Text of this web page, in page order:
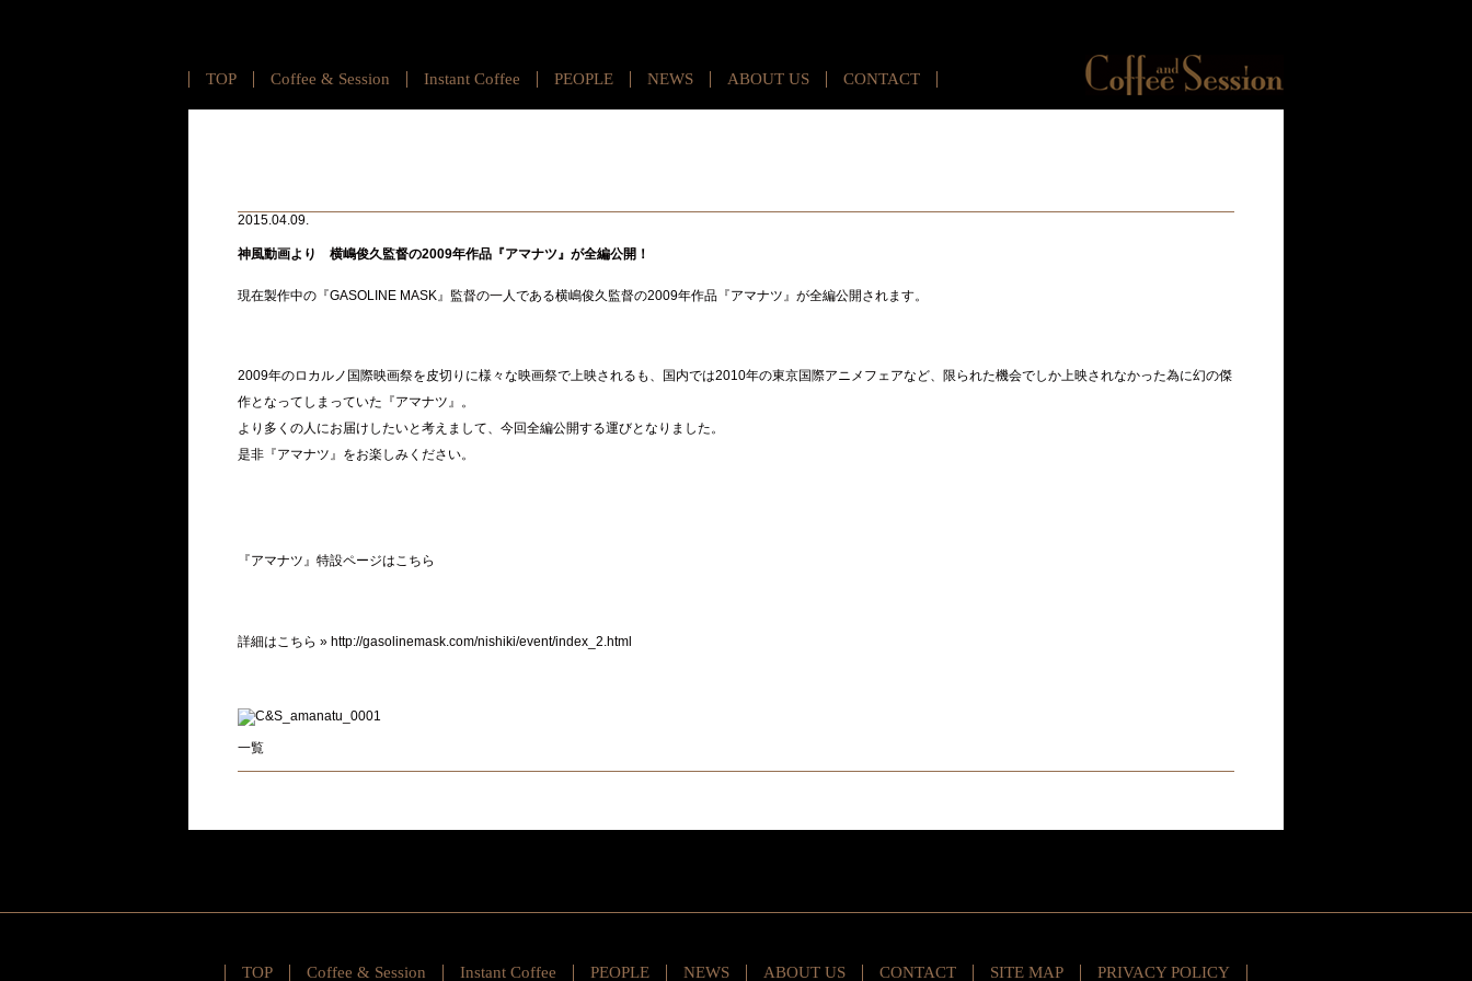
TOP Coffee & Session Instant Coffee PEOPLE NEWS ABOUT US CONTACT
2015.04.09.
神風動画より 横嶋俊久監督の2009年作品『アマナツ』が全編公開！
現在製作中の『GASOLINE MASK』監督の一人である横嶋俊久監督の2009年作品『アマナツ』が全編公開されます。
2009年のロカルノ国際映画祭を皮切りに様々な映画祭で上映されるも、国内では2010年の東京国際アニメフェアなど、限られた機会でしか上映されなかった為に幻の傑
作となってしまっていた『アマナツ』。
より多くの人にお届けしたいと考えまして、今回全編公開する運びとなりました。
是非『アマナツ』をお楽しみください。
『アマナツ』特設ページはこちら
詳細はこちら » http://gasolinemask.com/nishiki/event/index_2.html
一覧
TOP Coffee & Session Instant Coffee PEOPLE NEWS ABOUT US CONTACT SITE MAP PRIVACY POLICY